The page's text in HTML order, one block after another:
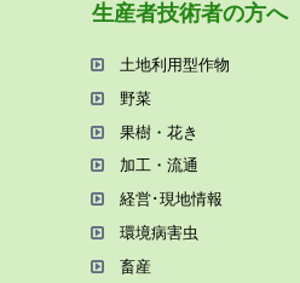
⽣産者技術者の⽅へ
⼟地利⽤型作物
野菜
果樹・花き
加⼯・流通
経営･現地情報
環境病害⾍
畜産